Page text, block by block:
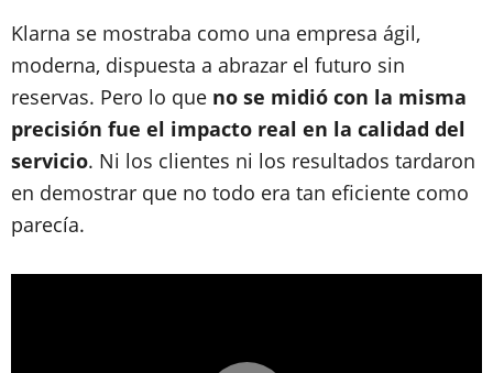
Klarna se mostraba como una empresa ágil,
moderna, dispuesta a abrazar el futuro sin
reservas. Pero lo que no se midió con la misma
precisión fue el impacto real en la calidad del
servicio. Ni los clientes ni los resultados tardaron
en demostrar que no todo era tan eficiente como
parecía.